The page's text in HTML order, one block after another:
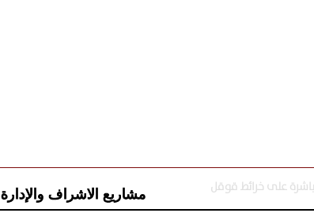
مشاريع الاشراف والإدارة